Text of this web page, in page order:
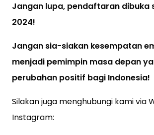
Jangan lupa, pendaftaran dibuka
2024!
Jangan sia-siakan kesempatan
menjadi pemimpin masa depan
perubahan positif bagi Indonesia!
Silakan juga menghubungi kami via
Instagram: